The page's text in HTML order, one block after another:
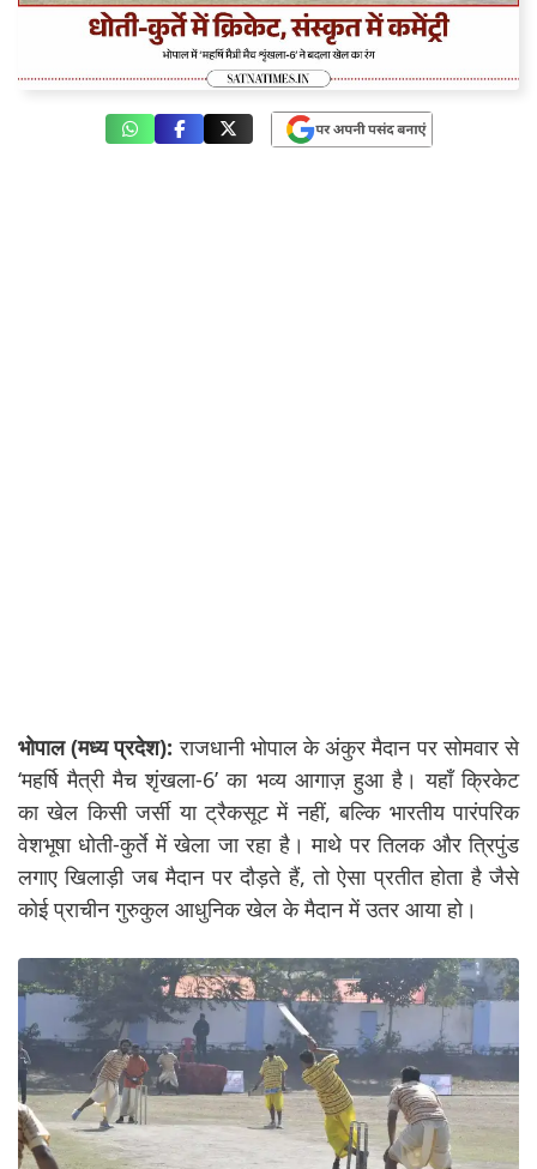
भोपाल (मध्य प्रदेश): राजधानी भोपाल के अंकुर मैदान पर सोमवार से
‘महर्षि मैत्री मैच शृंखला-6’ का भव्य आगाज़ हुआ है। यहाँ क्रिकेट
का खेल किसी जर्सी या ट्रैकसूट में नहीं, बल्कि भारतीय पारंपरिक
वेशभूषा धोती-कुर्ते में खेला जा रहा है। माथे पर तिलक और त्रिपुंड
लगाए खिलाड़ी जब मैदान पर दौड़ते हैं, तो ऐसा प्रतीत होता है जैसे
कोई प्राचीन गुरुकुल आधुनिक खेल के मैदान में उतर आया हो।